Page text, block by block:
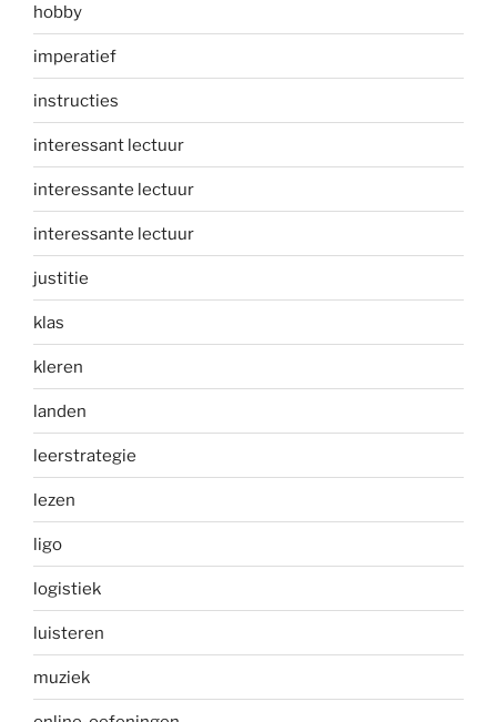
hobby
imperatief
instructies
interessant lectuur
interessante lectuur
interessante lectuur
justitie
klas
kleren
landen
leerstrategie
lezen
ligo
logistiek
luisteren
muziek